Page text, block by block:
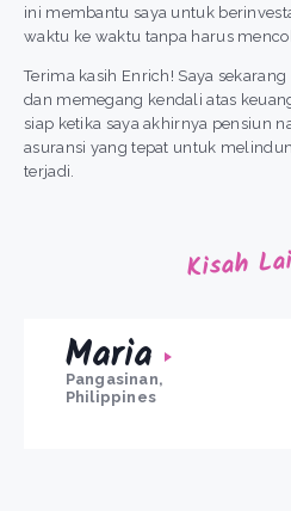
ini membantu saya untuk
waktu ke waktu tanpa harus
Terima kasih Enrich! Saya
dan memegang kendali atas
siap ketika saya akhirnya pensiun
asuransi yang tepat untuk
terjadi.
Kisah
Maria
Pangasinan,
Philippines